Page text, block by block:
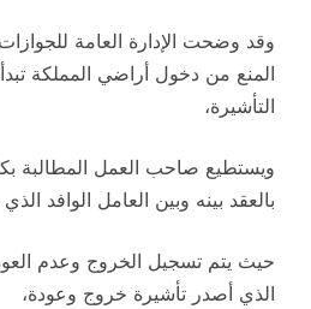
وقد وضحت الإدارة العامة
المنع من دخول أراضي المملكة تبدأ
التأشيرة،
ويستطيع صاحب العمل المطالبة
بالعقد بينه وبين العامل الوافد
حيث يتم تسجيل الخروج وعدم
الذي أصدر تأشيرة خروج وعودة،